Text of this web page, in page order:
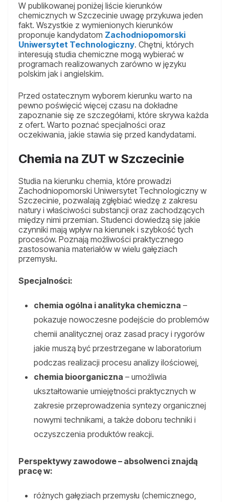
W publikowanej poniżej liście kierunków
chemicznych w Szczecinie uwagę przykuwa jeden
fakt. Wszystkie z wymienionych kierunków
proponuje kandydatom Zachodniopomorski
Uniwersytet Technologiczny. Chętni, których
interesują studia chemiczne mogą wybierać w
programach realizowanych zarówno w języku
polskim jak i angielskim.
Przed ostatecznym wyborem kierunku warto na
pewno poświęcić więcej czasu na dokładne
zapoznanie się ze szczegółami, które skrywa każda
z ofert. Warto poznać specjalności oraz
oczekiwania, jakie stawia się przed kandydatami.
Chemia na ZUT w Szczecinie
Studia na kierunku chemia, które prowadzi
Zachodniopomorski Uniwersytet Technologiczny w
Szczecinie, pozwalają zgłębiać wiedzę z zakresu
natury i właściwości substancji oraz zachodzących
między nimi przemian. Studenci dowiedzą się jakie
czynniki mają wpływ na kierunek i szybkość tych
procesów. Poznają możliwości praktycznego
zastosowania materiałów w wielu gałęziach
przemysłu.
Specjalności:
chemia ogólna i analityka chemiczna –
pokazuje nowoczesne podejście do problemów
chemii analitycznej oraz zasad pracy i rygorów
jakie muszą być przestrzegane w laboratorium
podczas realizacji procesu analizy ilościowej,
chemia bioorganiczna – umożliwia
ukształtowanie umiejętności praktycznych w
zakresie przeprowadzenia syntezy organicznej
nowymi technikami, a także doboru techniki i
oczyszczenia produktów reakcji.
Perspektywy zawodowe – absolwenci znajdą
pracę w:
różnych gałęziach przemysłu (chemicznego,